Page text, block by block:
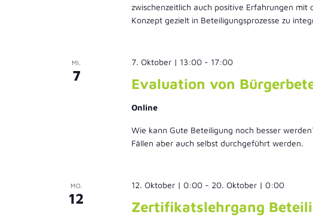
zwischenzeitlich auch positive Erfahrungen mit
Konzept gezielt in Beteiligungsprozesse zu
MI.
7 Evaluation von
7. Oktober | 13:00- 17:00
Online
Wie kann Gute Beteiligung noch besser
Fällen aber auch selbst durchgeführt werden.
MO.
12 Zertifikatslehrgang
12. Oktober | 0:00- 20. Oktober | 0:00